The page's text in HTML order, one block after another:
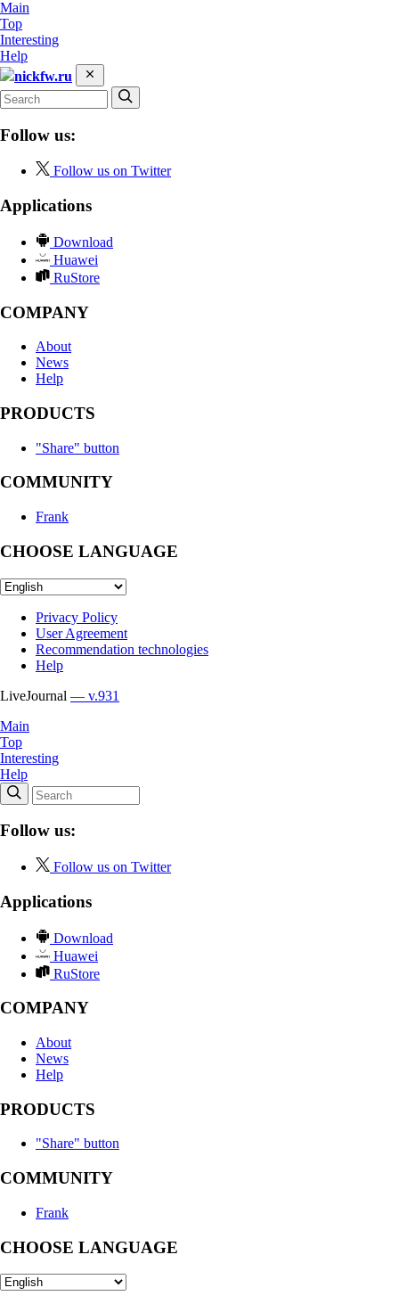
Main
Top
Interesting
Help
nickfw.ru
Follow us:
Follow us on Twitter
Applications
Download
Huawei
RuStore
COMPANY
About
News
Help
PRODUCTS
"Share" button
COMMUNITY
Frank
CHOOSE LANGUAGE
Privacy Policy
User Agreement
Recommendation technologies
Help
LiveJournal — v.931
Main
Top
Interesting
Help
Follow us:
Follow us on Twitter
Applications
Download
Huawei
RuStore
COMPANY
About
News
Help
PRODUCTS
"Share" button
COMMUNITY
Frank
CHOOSE LANGUAGE